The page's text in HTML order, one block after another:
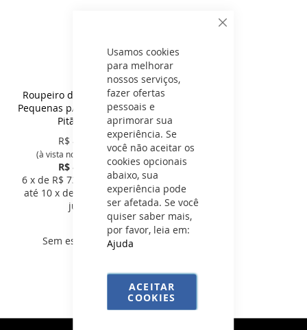
Fechar
Usamos cookies
para melhorar
nossos serviços,
fazer ofertas
pessoais e
aprimorar sua
experiência. Se
você não aceitar os
cookies opcionais
abaixo, sua
experiência pode
ser afetada. Se você
quiser saber mais,
por favor, leia em:
Ajuda
ACEITAR
COOKIES
Roupeiro de Aço 8 Portas
Pequenas p/ Capacete com
Pitão - SA.
R$416,10
(à vista no Boleto e Pix)
R$ 438,00
6 x de R$73,00
sem juros
até 10x de R$ 53,39com
juros
Sem estoque